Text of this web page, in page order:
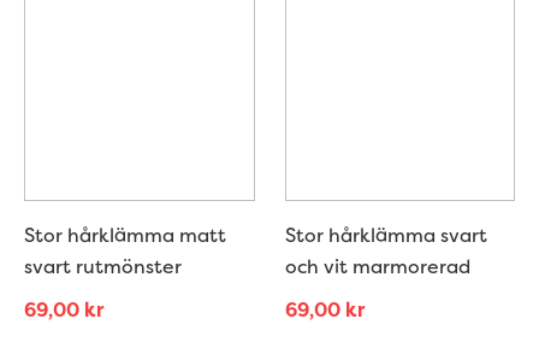
Stor hårklämma matt
svart rutmönster
69,00 kr
Stor hårklämma svart
och vit marmorerad
69,00 kr